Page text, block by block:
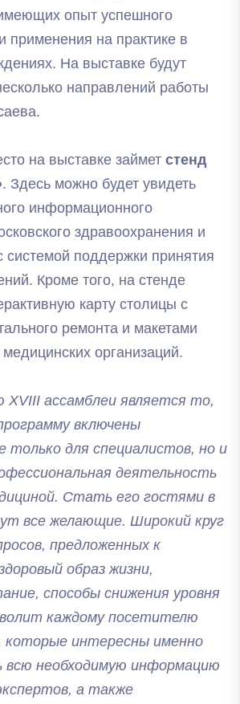
опыт успешного
применения на практике в
На выставке будут
направлений работы
на выставке займет стенд
. Здесь можно будет увидеть
информационного
здравоохранения и
системой поддержки принятия
Кроме того, на стенде
карту столицы с
ремонта и макетами
организаций.
XVIII ассамблеи является то,
включены
только для специалистов, но и
деятельность
Стать его гостями в
все желающие. Широкий круг
предложенных к
образ жизни,
способы снижения уровня
каждому посетителю
интересны именно
всю необходимую информацию
а также